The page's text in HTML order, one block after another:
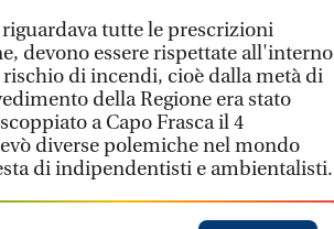
tutte le prescrizioni
devono essere rispettate all'interno
di incendi, cioè dalla metà di
della Regione era stato
a Capo Frasca il 4
diverse polemiche nel mondo
di indipendentisti e ambientalisti.